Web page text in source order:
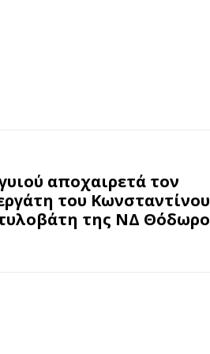
αποχαιρετά τον
του Κωνσταντίνου
της ΝΔ Θόδωρο